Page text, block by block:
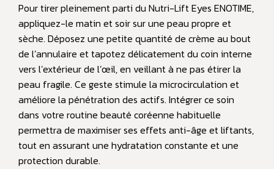
Pour tirer pleinement parti du Nutri-Lift Eyes ENOTIME,
appliquez-le matin et soir sur une peau propre et
sèche. Déposez une petite quantité de crème au bout
de l’annulaire et tapotez délicatement du coin interne
vers l’extérieur de l’œil, en veillant à ne pas étirer la
peau fragile. Ce geste stimule la microcirculation et
améliore la pénétration des actifs. Intégrer ce soin
dans votre routine beauté coréenne habituelle
permettra de maximiser ses effets anti-âge et liftants,
tout en assurant une hydratation constante et une
protection durable.